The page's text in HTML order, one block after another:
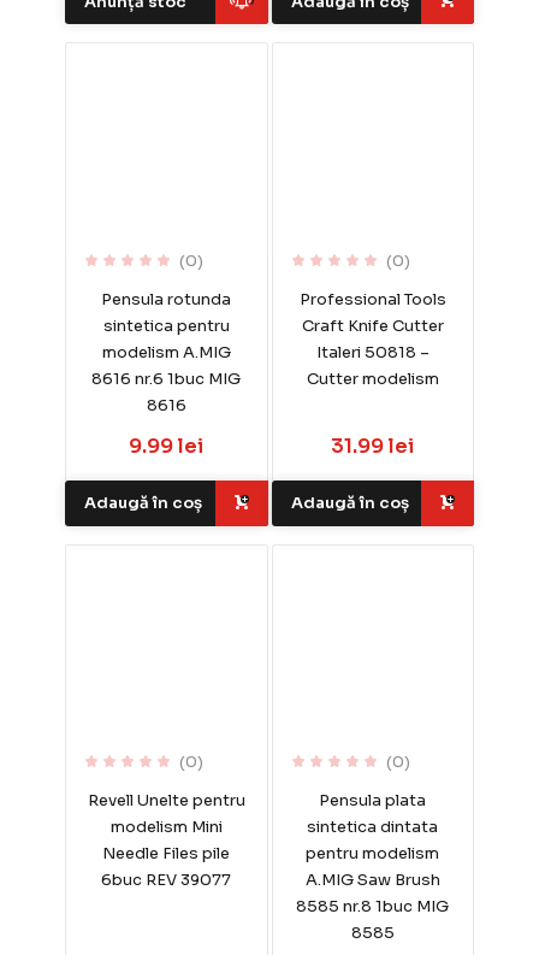
(0)
Pensula rotunda
sintetica pentru
modelism A.MIG
8616 nr.6 1buc MIG
8616
9.99 lei
Adaugă în coș
(0)
Professional Tools
Craft Knife Cutter
Italeri 50818 –
Cutter modelism
31.99 lei
Adaugă în coș
(0)
Revell Unelte pentru
modelism Mini
Needle Files pile
6buc REV 39077
(0)
Pensula plata
sintetica dintata
pentru modelism
A.MIG Saw Brush
8585 nr.8 1buc MIG
8585